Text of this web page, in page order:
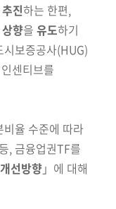
진하는 한편,
향을 유도하기
보증공사(HUG)
인센티브를
율 수준에 따라
, 금융업권TF를
선방향」에 대해